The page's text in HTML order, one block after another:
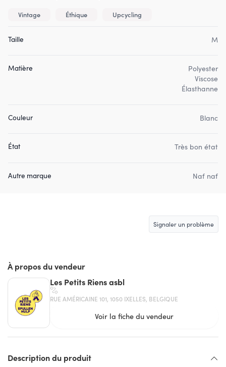
Vintage Éthique Upcycling
Taille M
Matière
Polyester
Viscose
Élasthanne
Couleur Blanc
État Très bon état
Autre marque Naf naf
Signaler un problème
À propos du vendeur
Les Petits Riens asbl
RUE AMÉRICAINE 101, 1050 IXELLES, BELGIQUE
Voir la fiche du vendeur
Description du produit